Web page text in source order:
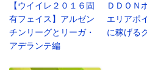
【ウイイレ２０１６固
有フェイス】アルゼン
チンリーグとリーガ・
アデランテ編
ＤＤＯＮ
エリアポ
に稼げる